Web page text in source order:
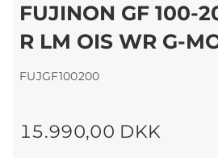
FUJINON GF 100-
R LM OIS WR G-
FUJGF100200
15.990,00 DKK